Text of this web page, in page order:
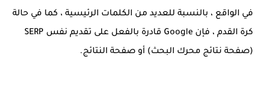
في الواقع ، بالنسبة للعديد من الكلمات الرئيسية ، كما في حالة
كرة القدم ، فإن Google قادرة بالفعل على تقديم نفس SERP
(صفحة نتائج محرك البحث) أو صفحة النتائج.